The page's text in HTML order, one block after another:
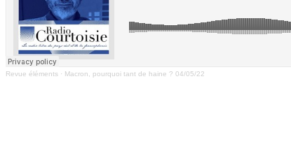
Revue éléments · Macron, pourquoi tant de haine ? 04/05/22